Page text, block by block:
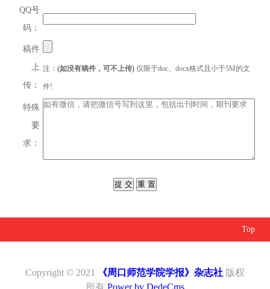
QQ号
码：
稿件
上
传：
注： (如没有稿件，可不上传) 仅限于doc、docx格式且小于5M的文
件!
特殊
要
求：
Top
Copyright © 2021 《周口师范学院学报》杂志社 版权
所有 Power by DedeCms